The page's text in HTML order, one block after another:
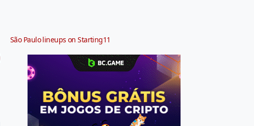
São Paulo lineups on Starting11